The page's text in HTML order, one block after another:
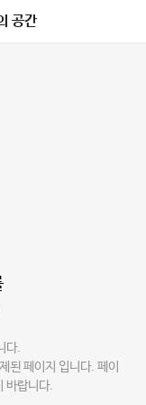
공간
다.
된 페이지 입니다. 페이
바랍니다.